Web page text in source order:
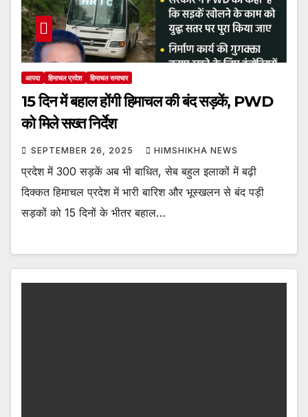
आपदा हिमाचल प्रदेश हिमाचल समाचार
15 दिन में बहाल होंगी हिमाचल की बंद सड़कें, PWD
को मिले सख्त निर्देश
SEPTEMBER 26, 2025 HIMSHIKHA NEWS
प्रदेश में 300 सड़कें अब भी बाधित, सेब बहुल इलाकों में बढ़ी
दिक्कत हिमाचल प्रदेश में भारी बारिश और भूस्खलन से बंद पड़ी
सड़कों को 15 दिनों के भीतर बहाल…